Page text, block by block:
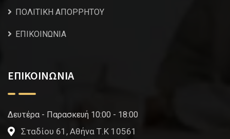
ΠΟΛΙΤΙΚΗ ΑΠΟΡΡΗΤΟΥ
ΕΠΙΚΟΙΝΩΝΙΑ
ΕΠΙΚΟΙΝΩΝΙΑ
Δευτέρα - Παρασκευή 10:00 - 18:00
Σταδίου 61, Αθήνα Τ.Κ 10561